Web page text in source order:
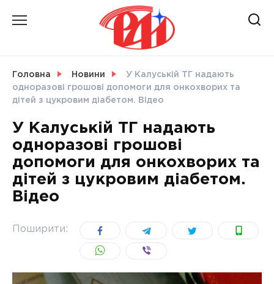
СВІТ
УКРАЇНА
Головна Новини
У Калуській ТГ надають
одноразові грошові допомоги для онкохворих та
дітей з цукровим діабетом. Відео
У Калуській ТГ надають
одноразові грошові
допомоги для онкохворих та
дітей з цукровим діабетом.
Відео
Поширити: